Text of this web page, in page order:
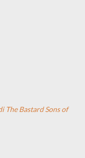
The Bastard Sons of